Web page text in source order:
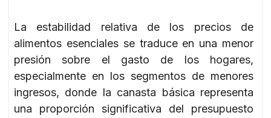
La estabilidad relativa de los precios de
alimentos esenciales se traduce en una menor
presión sobre el gasto de los hogares,
especialmente en los segmentos de menores
ingresos, donde la canasta básica representa
una proporción significativa del presupuesto